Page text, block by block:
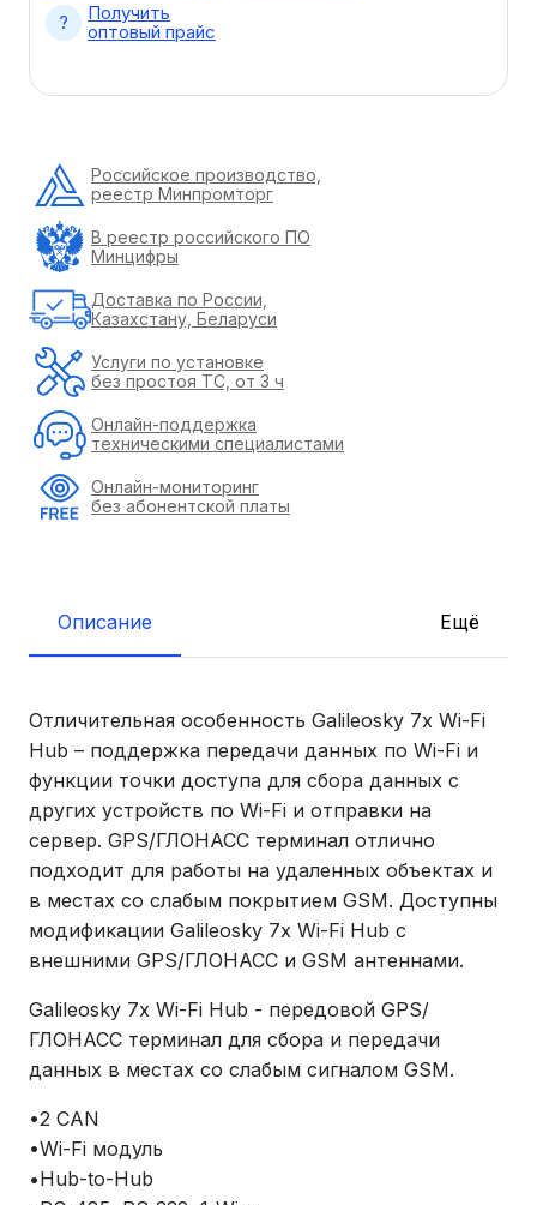
Получить
оптовый прайс
Описание Ещё
Отличительная особенность Galileosky 7x Wi-Fi
Hub – поддержка передачи данных по Wi-Fi и
функции точки доступа для сбора данных с
других устройств по Wi-Fi и отправки на
сервер. GPS/ГЛОНАСС терминал отлично
подходит для работы на удаленных объектах и
в местах со слабым покрытием GSM. Доступны
модификации Galileosky 7x Wi-Fi Hub с
внешними GPS/ГЛОНАСС и GSM антеннами.
Galileosky 7x Wi-Fi Hub - передовой GPS/
ГЛОНАСС терминал для сбора и передачи
данных в местах со слабым сигналом GSM.
•2 CAN
•Wi-Fi модуль
•Hub-to-Hub
Российское производство,
реестр Минпромторг
В реестр российского ПО
Минцифры
Доставка по России,
Казахстану, Беларуси
Услуги по установке
без простоя ТС, от 3 ч
Онлайн-поддержка
техническими специалистами
Онлайн-мониторинг
без абонентской платы